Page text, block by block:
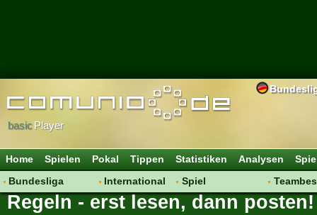
basicPlayer
Home Spielen Pokal Tippen Statistiken Analysen
Bundesliga
Hot News
International
Vereine
Spiel
Regeln & Tipps
Regeln - erst lesen, dann posten!